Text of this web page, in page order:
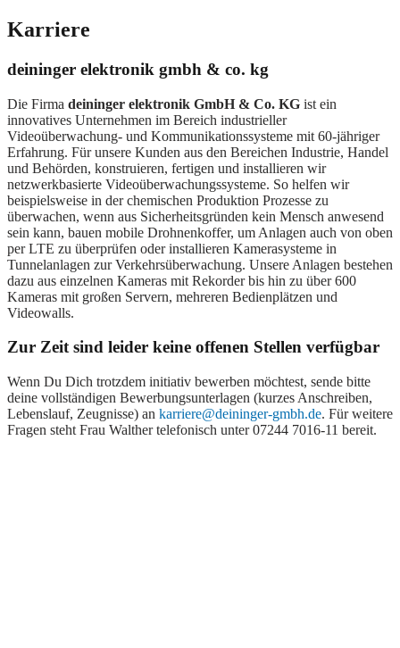
Karriere
deininger elektronik gmbh & co. kg
Die Firma deininger elektronik GmbH & Co. KG ist ein
innovatives Unternehmen im Bereich industrieller
Videoüberwachung- und Kommunikationssysteme mit 60-jähriger
Erfahrung. Für unsere Kunden aus den Bereichen Industrie, Handel
und Behörden, konstruieren, fertigen und installieren wir
netzwerkbasierte Videoüberwachungssysteme. So helfen wir
beispielsweise in der chemischen Produktion Prozesse zu
überwachen, wenn aus Sicherheitsgründen kein Mensch anwesend
sein kann, bauen mobile Drohnenkoffer, um Anlagen auch von oben
per LTE zu überprüfen oder installieren Kamerasysteme in
Tunnelanlagen zur Verkehrsüberwachung. Unsere Anlagen bestehen
dazu aus einzelnen Kameras mit Rekorder bis hin zu über 600
Kameras mit großen Servern, mehreren Bedienplätzen und
Videowalls.
Zur Zeit sind leider keine offenen Stellen verfügbar
Wenn Du Dich trotzdem initiativ bewerben möchtest, sende bitte
deine vollständigen Bewerbungsunterlagen (kurzes Anschreiben,
Lebenslauf, Zeugnisse) an karriere@deininger-gmbh.de. Für weitere
Fragen steht Frau Walther telefonisch unter 07244 7016-11 bereit.